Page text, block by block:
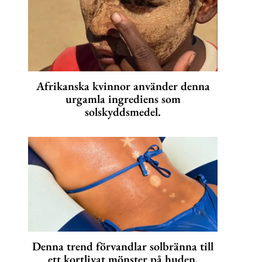
Afrikanska kvinnor använder denna
urgamla ingrediens som
solskyddsmedel.
Denna trend förvandlar solbränna till